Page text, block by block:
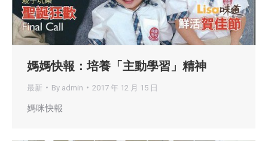
媽媽快報：培養「主動學習」精神
最新 By admin 2017 年 12 月 15 日
媽咪快報